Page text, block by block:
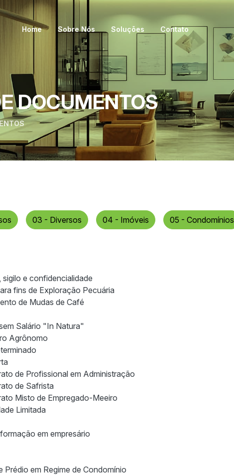
Home Sobre Nós Soluções Contato
DOCUMENTOS
03 - Diversos 04 - Imóveis 05 - Condomínios
e confidencialidade
fins de Exploração Pecuária
de Mudas de Café
Salário "In Natura"
Agrônomo
de Profissional em Administração
de Safrista
Misto de Empregado-Meeiro
Limitada
em empresário
em Regime de Condomínio